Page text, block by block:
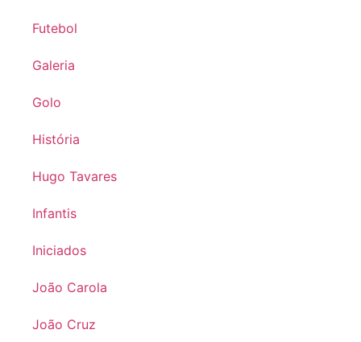
Futebol
Galeria
Golo
História
Hugo Tavares
Infantis
Iniciados
João Carola
João Cruz